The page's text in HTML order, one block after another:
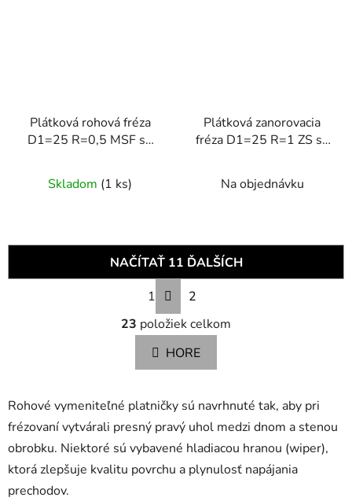
Plátková rohová fréza
D1=25 R=0,5 MSF so
Skladom (1 ks)
Plátková zanorovacia
fréza D1=25 R=1 ZS so
Na objednávku
O
v
l
á
a
c
i
e
p
NAČÍTAŤ 11 ĎALŠÍCH
S
r
á
n
k
o
a
n
i
e
1
2
23 položiek celkom
HORE
Rohové vymeniteľné platničky sú navrhnuté tak, aby pri
frézovaní vytvárali presný pravý uhol medzi dnom a stenou
obrobku. Niektoré sú vybavené hladiacou hranou (wiper),
ktorá zlepšuje kvalitu povrchu a plynulosť napájania
prechodov.